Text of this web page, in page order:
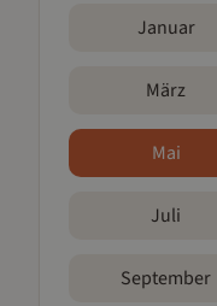
Januar
März
Mai
Juli
September